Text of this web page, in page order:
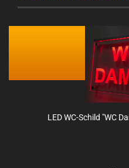
LED WC-​Schild "WC